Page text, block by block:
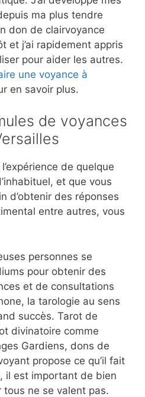
ma plus tendre
don de clairvoyance
et j’ai rapidement appris
pour aider les autres.
une voyance à
en savoir plus.
de voyances
de quelque
et que vous
d’obtenir des réponses
entre autres, vous
personnes se
pour obtenir des
et de consultations
la tarologie au sens
succès. Tarot de
divinatoire comme
Gardiens, dons de
propose ce qu’il fait
il est important de bien
tous ne se valent pas.